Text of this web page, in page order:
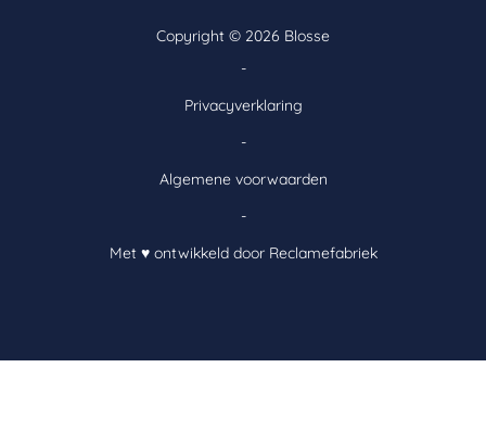
Copyright © 2026 Blosse
-
Privacyverklaring
-
Algemene voorwaarden
-
Met ♥ ontwikkeld door Reclamefabriek